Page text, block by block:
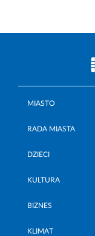
MIASTO
RADA MIASTA
DZIECI
KULTURA
BIZNES
KLIMAT